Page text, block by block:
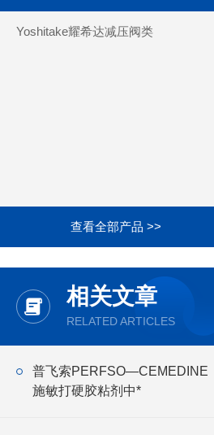
Yoshitake耀希达减压阀类
查看全部产品 >>
相关文章
RELATED ARTICLES
普飞索PERFSO—CEMEDINE
施敏打硬胶粘剂中*